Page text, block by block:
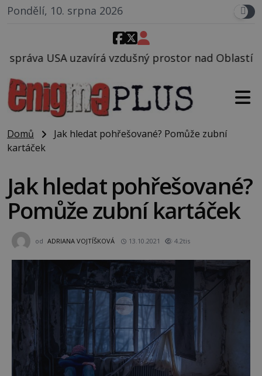
Pondělí, 10. srpna 2026
prostor nad Oblastí 51, mohlo to souviset s
Domů
Jak hledat pohřešované? Pomůže zubní
kartáček
Jak hledat pohřešované?
Pomůže zubní kartáček
od ADRIANA VOJTÍŠKOVÁ 13.10.2021 4.2tis